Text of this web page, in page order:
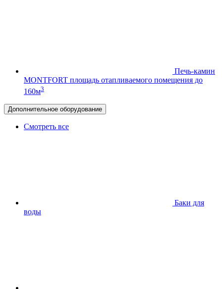
Печь-камин
MONTFORT площадь отапливаемого помещения до
160м3
Дополнительное оборудование
Смотреть все
Баки для
воды